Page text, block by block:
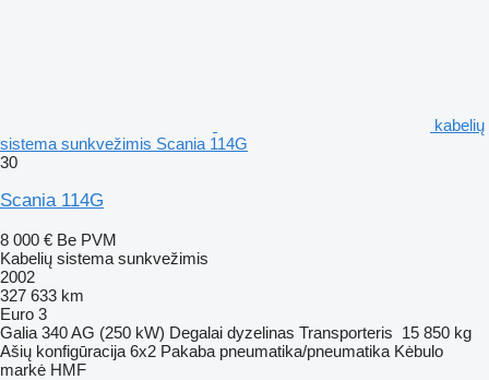
kabelių
sistema sunkvežimis Scania 114G
30
Scania 114G
8 000 € Be PVM
Kabelių sistema sunkvežimis
2002
327 633 km
Euro 3
Galia 340 AG (250 kW) Degalai dyzelinas Transporteris 15 850 kg
Ašių konfigūracija 6x2 Pakaba pneumatika/pneumatika Kėbulo
markė HMF